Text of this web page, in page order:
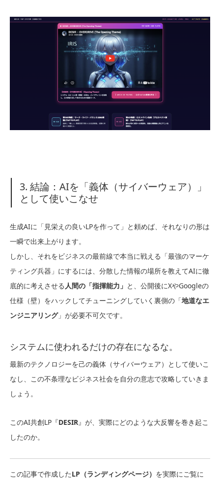
3. 結論：AIを「義体（サイバーウェア）」
として使いこなせ
生成AIに「見栄えの良いLPを作って」と頼めば、それなりの形は
一瞬で出来上がります。
しかし、それをビジネスの最前線で本当に戦える「最強のマーケ
ティング兵器」にするには、分散した情報の場所を教えてAIに徹
底的に考えさせる 人間の「指揮能力」 と、公開後にXやGoogleの
仕様（壁）をハックしてチューニングしていく裏側の「地道なエ
ンジニアリング」が必要不可欠です。
システムに使われるだけの存在になるな。
最新のテクノロジーを己の義体（サイバーウェア）として使いこ
なし、この不条理なビジネス社会を自分の意志で攻略していきま
しょう。
このAI共創LP『DESIR』が、実際にどのような大反響を巻き起こ
したのか。
この記事で作成したLP（ランディングページ） を実際にご覧に